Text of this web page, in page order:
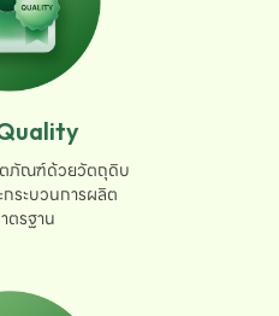
ภัณฑ์ด้วยวัตถุดิบ
ระบวนการผลิต
ตรฐาน